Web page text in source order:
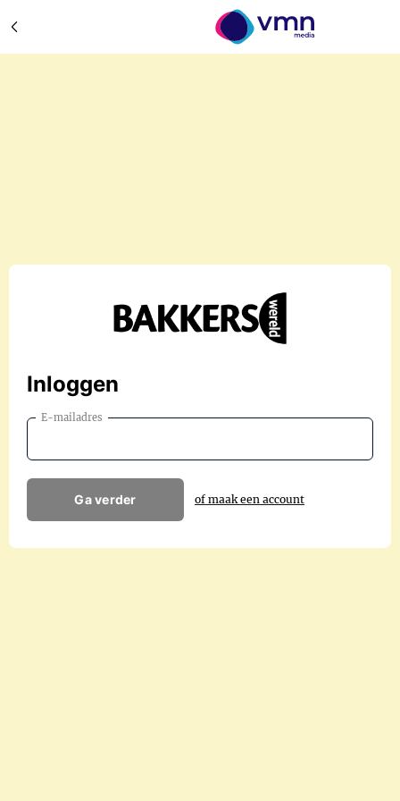
Inloggen
E-mailadres
Ga verder of maak een account